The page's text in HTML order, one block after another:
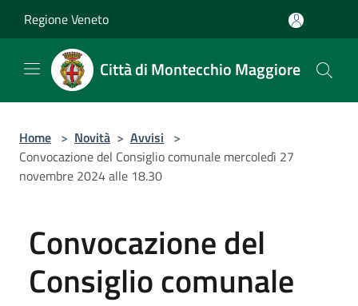
Regione Veneto
Città di Montecchio Maggiore
Home > Novità > Avvisi >
Convocazione del Consiglio comunale mercoledì 27
novembre 2024 alle 18.30
Convocazione del
Consiglio comunale